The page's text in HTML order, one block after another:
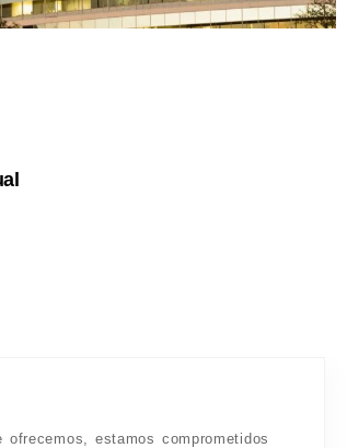
estamos comprometidos